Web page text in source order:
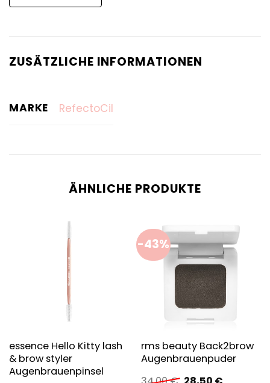
ZUSÄTZLICHE INFORMATIONEN
MARKE RefectoCil
ÄHNLICHE PRODUKTE
essence Hello Kitty lash
& brow styler
Augenbrauenpinsel
-43%
rms beauty Back2brow
Augenbrauenpuder